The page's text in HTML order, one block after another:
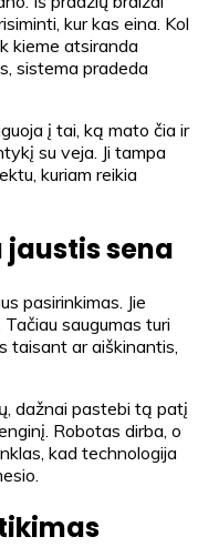
kur kas eina. Kol
kieme atsiranda
sistema pradeda
į tai, ką mato čia ir
su veja. Ji tampa
kuriam reikia
sena
pasirinkimas. Jie
saugumas turi
taisant ar aiškinantis,
dažnai pastebi tą patį
Robotas dirba, o
kad technologija